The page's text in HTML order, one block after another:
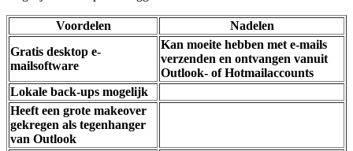
Voordelen
Nadelen
Gratis desktop e-
mailsoftware
Kan moeite hebben met e-mails
verzenden en ontvangen vanuit
Outlook- of Hotmailaccounts
Lokale back-ups mogelijk
Heeft een grote makeover
gekregen als tegenhanger
van Outlook